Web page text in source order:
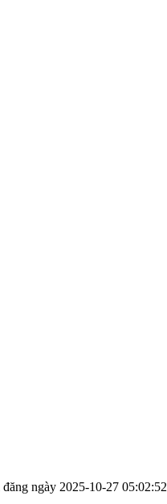
ngày 2025-10-27 05:02:52